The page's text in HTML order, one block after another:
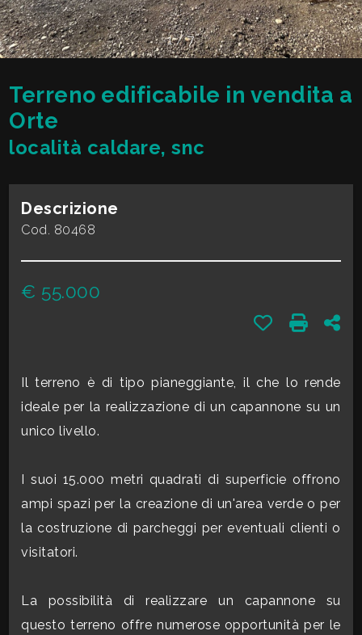
1 / 7
Terreno edificabile in vendita a
Orte
località caldare, snc
Descrizione
Cod. 80468
€ 55.000
Preferiti: Cod.
Il terreno è di tipo pianeggiante, il che lo rende
ideale per la realizzazione di un capannone su un
unico livello.
I suoi 15.000 metri quadrati di superficie offrono
ampi spazi per la creazione di un'area verde o per
la costruzione di parcheggi per eventuali clienti o
visitatori.
La possibilità di realizzare un capannone su
questo terreno offre numerose opportunità per le
VALE
LA
DIVENTA
SEGNALATORE
CON
CONTATTI
Provincia
Comune
Tipologia
Commerciali
Terreni
Prezzo